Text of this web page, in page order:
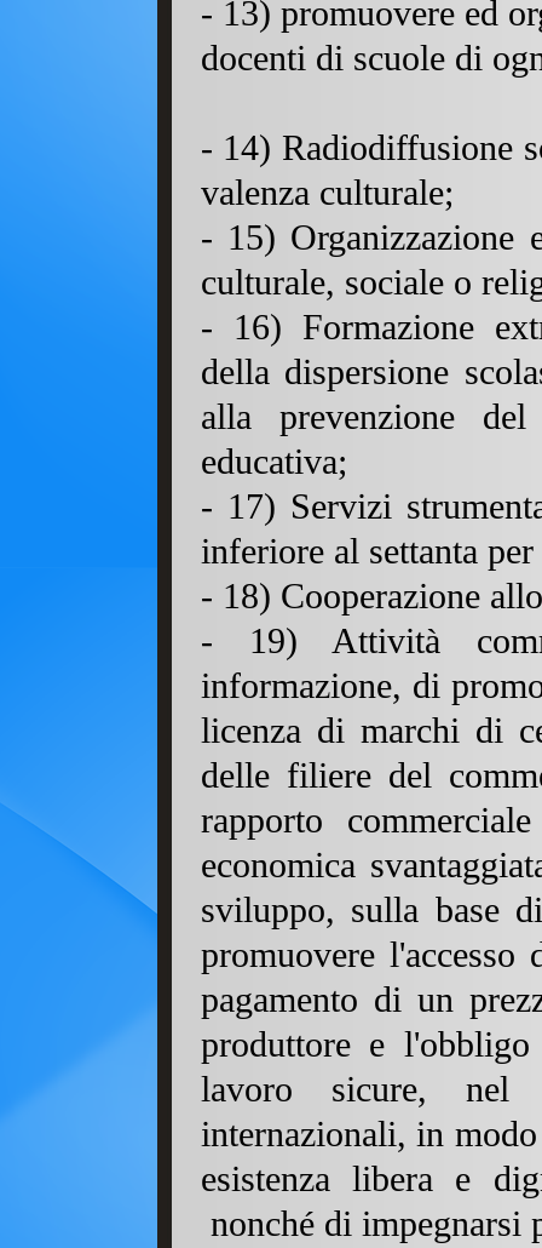
- 13) promuovere ed
docenti di scuole di
- 14) Radiodiffusione
valenza culturale;
- 15) Organizzazione
culturale, sociale o
- 16) Formazione
della dispersione
alla prevenzione
educativa;
- 17) Servizi
inferiore al settanta
- 18) Cooperazione
- 19) Attività
informazione, di
licenza di marchi di
delle filiere del
rapporto
economica
sviluppo, sulla base
promuovere
pagamento di un
produttore e
lavoro sicure, nel
internazionali, in
esistenza libera e
nonché di impegnarsi